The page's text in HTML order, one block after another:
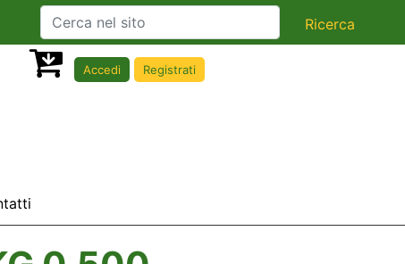
Accedi Registrati